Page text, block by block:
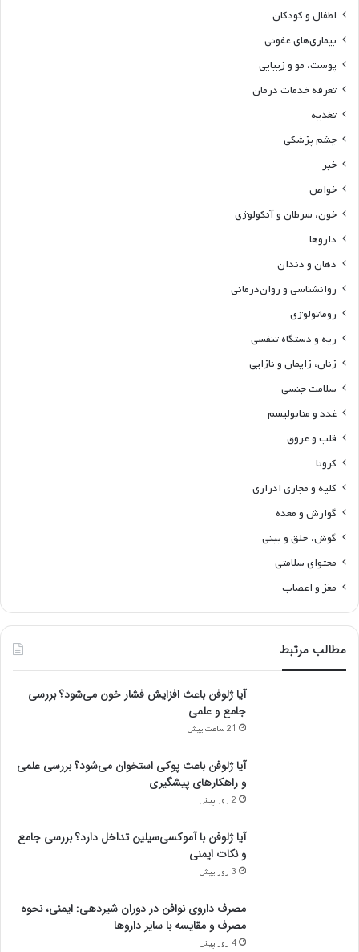
اطفال و کودکان
بیماری‌های عفونی
پوست، مو و زیبایی
تعرفه خدمات درمان
تغذیه
چشم پزشکی
خبر
خواص
خون، سرطان و آنکولوژی
داروها
دهان و دندان
روانشناسی و روان‌درمانی
روماتولوژی
ریه و دستگاه تنفسی
زنان، زایمان و نازایی
سلامت جنسی
غدد و متابولیسم
قلب و عروق
کرونا
کلیه و مجاری ادراری
گوارش و معده
گوش، حلق و بینی
محتوای سلامتی
مغز و اعصاب
مطالب مرتبط
آیا ژلوفن باعث افزایش فشار خون می‌شود؟ بررسی
جامع و علمی
21 ساعت پیش
آیا ژلوفن باعث پوکی استخوان می‌شود؟ بررسی علمی
و راهکارهای پیشگیری
2 روز پیش
آیا ژلوفن با آموکسی‌سیلین تداخل دارد؟ بررسی جامع
و نکات ایمنی
3 روز پیش
مصرف داروی نوافن در دوران شیردهی: ایمنی، نحوه
مصرف و مقایسه با سایر داروها
4 روز پیش